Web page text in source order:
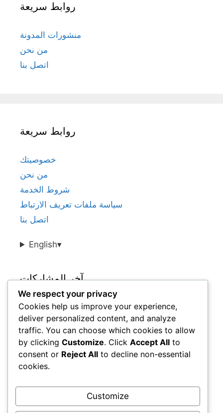
روابط سريعة
منشورات المدونة
من نحن
اتصل بنا
روابط سريعة
خصوصيتك
من نحن
شروط الخدمة
سياسة ملفات تعريف الارتباط
اتصل بنا
English▾
آخر المشاركات
مقاييس أداء لاعبي كرة القدم التشيكيين في
الدوريات المحلية
أفضل لاعبي كرة القدم الكوريين الجنوبيين من حيث
الأهداف والمساعدات في مسيرتهم المهنية
أفضل لاعبي كرة القدم الأوكرانيين حسب مقاييس
أفضل لاعبي كرة القدم الروس ومقاييس أدائهم
أفضل مقاييس أداء لاعبي كرة القدم الأمريكيين لعام
We respect your privacy
Cookies help us improve your experience,
deliver personalized content, and analyze
traffic. You can choose which cookies to allow
by clicking Customize. Click Accept All to
consent or Reject All to decline non-essential
cookies.
Customize